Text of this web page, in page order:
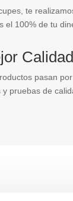
te
el 100% de tu
Calidad
pasan
pruebas de